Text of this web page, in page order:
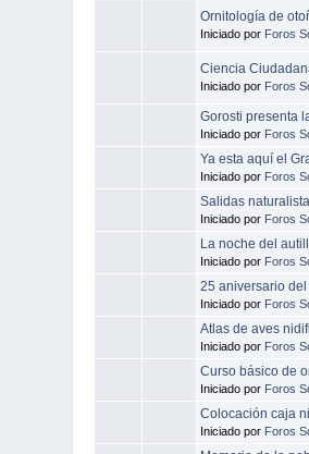
Ornitología de
Iniciado por Foros
Ciencia
Iniciado por Foros
Gorosti presenta
Iniciado por Foros
Ya esta aquí el
Iniciado por Foros
Salidas
Iniciado por Foros
La noche del
Iniciado por Foros
25 aniversario
Iniciado por Foros
Atlas de aves
Iniciado por Foros
Curso básico de
Iniciado por Foros
Colocación caja
Iniciado por Foros